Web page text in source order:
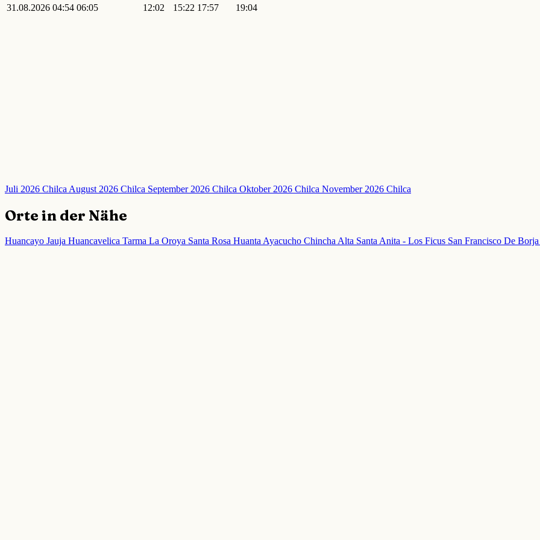
31.08.2026 04:54 06:05 12:02 15:22 17:57 19:04
Juli 2026 Chilca August 2026 Chilca September 2026 Chilca Oktober 2026 Chilca November 2026 Chilca
Orte in der Nähe
Huancayo Jauja Huancavelica Tarma La Oroya Santa Rosa HuantaAyacucho Chincha Alta Santa Anita - Los Ficus San Francisco De Borja